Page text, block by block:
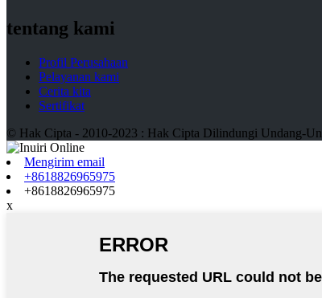
tentang kami
Profil Perusahaan
Pelayanan kami
Cerita kita
Sertifikat
© Hak Cipta - 2010-2023 : Hak Cipta Dilindungi Undang-
Mengirim email
+8618826965975
+8618826965975
x